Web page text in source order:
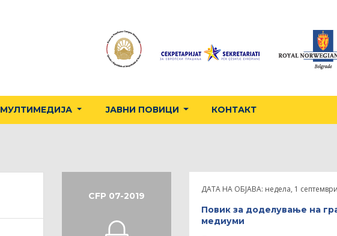
МУЛТИМЕДИЈА ЈАВНИ ПОВИЦИ КОНТАКТ
CFP 07-2019
ДАТА НА ОБЈАВА: недела, 1
Повик за доделување на
медиуми